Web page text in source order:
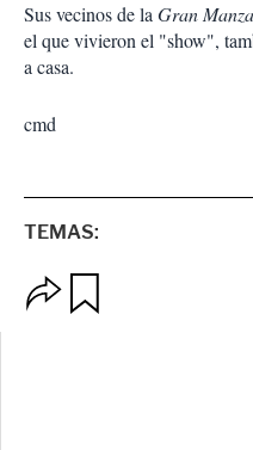
Sus vecinos de laGran
el que vivieron el "show",
a casa.
cmd
TEMAS: